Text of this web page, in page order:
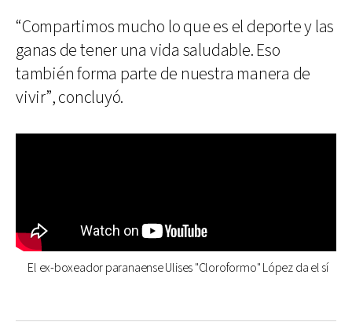
“Compartimos mucho lo que es el deporte y las
ganas de tener una vida saludable. Eso
también forma parte de nuestra manera de
vivir”, concluyó.
El ex-boxeador paranaense Ulises "Cloroformo" López da el sí